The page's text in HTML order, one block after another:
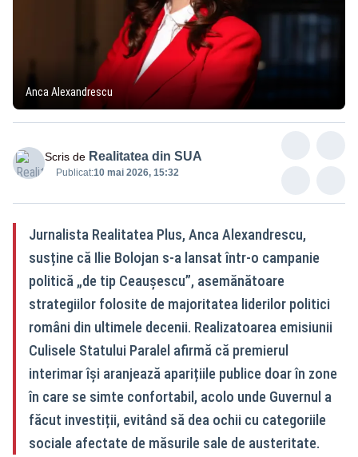
Anca Alexandrescu
Scris de Realitatea din SUA
Publicat:10 mai 2026, 15:32
Jurnalista Realitatea Plus, Anca Alexandrescu,
susține că Ilie Bolojan s-a lansat într-o campanie
politică „de tip Ceaușescu”, asemănătoare
strategiilor folosite de majoritatea liderilor politici
români din ultimele decenii. Realizatoarea emisiunii
Culisele Statului Paralel afirmă că premierul
interimar își aranjează aparițiile publice doar în zone
în care se simte confortabil, acolo unde Guvernul a
făcut investiții, evitând să dea ochii cu categoriile
sociale afectate de măsurile sale de austeritate.